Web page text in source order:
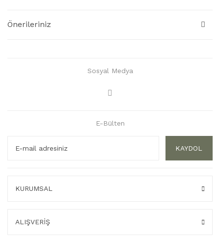
Önerileriniz
Sosyal Medya
E-Bülten
KAYDOL
KURUMSAL
ALIŞVERİŞ